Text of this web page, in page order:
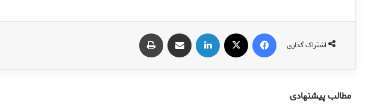
اشتراک گذاری
فیس بوک لینکدین اشتراک گذاری از طریق ایمیل
مطالب پیشنهادی